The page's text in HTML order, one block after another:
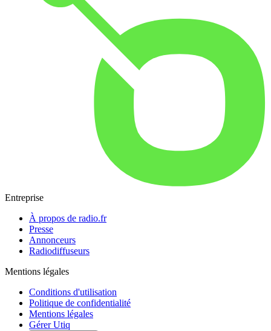
Entreprise
À propos de radio.fr
Presse
Annonceurs
Radiodiffuseurs
Mentions légales
Conditions d'utilisation
Politique de confidentialité
Mentions légales
Gérer Utiq